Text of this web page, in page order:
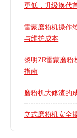
更低，升级换代
雷蒙磨粉机操作
与维护成本
黎明7R雷蒙磨粉
指南
磨粉机大修渣的
立式磨粉机安全